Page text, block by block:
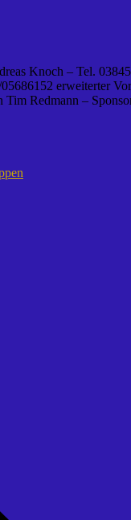
Knoch – Tel.
erweiterter
Tim Redmann –